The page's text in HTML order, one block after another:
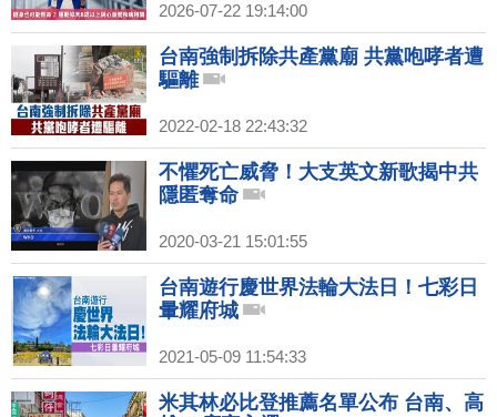
2026-07-22 19:14:00
台南強制拆除共產黨廟 共黨咆哮者遭
驅離
2022-02-18 22:43:32
不懼死亡威脅！大支英文新歌揭中共
隱匿奪命
2020-03-21 15:01:55
台南遊行慶世界法輪大法日！七彩日
暈耀府城
2021-05-09 11:54:33
米其林必比登推薦名單公布 台南、高